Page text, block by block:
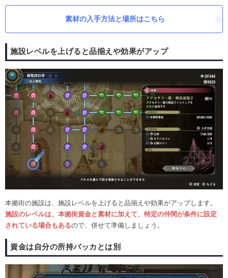
素材の入手方法と場所はこちら
施設レベルを上げると品揃えや効果がアップ
本拠街の施設は、施設レベルを上げると品揃えや効果がアップします。
施設のレベルは、本拠街資金と素材に加えて、特定の仲間が条件に設定
されている場合もあるので、併せて準備しましょう。
資金は自分の所持バッカとは別